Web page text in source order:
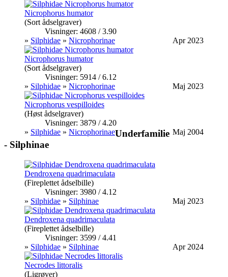
Nicrophorus humator
(Sort ådselgraver)
Visninger: 4608 / 3.90
» Silphidae » Nicrophorinae Apr 2023
Nicrophorus humator
(Sort ådselgraver)
Visninger: 5914 / 6.12
» Silphidae » Nicrophorinae Maj 2023
Nicrophorus vespilloides
(Høst ådselgraver)
Visninger: 3879 / 4.20
» Silphidae » Nicrophorinae Maj 2004
Underfamilie
- Silphinae
Dendroxena quadrimaculata
(Fireplettet ådselbille)
Visninger: 3980 / 4.12
» Silphidae » Silphinae Maj 2023
Dendroxena quadrimaculata
(Fireplettet ådselbille)
Visninger: 3599 / 4.41
» Silphidae » Silphinae Apr 2024
Necrodes littoralis
(Ligrøver)